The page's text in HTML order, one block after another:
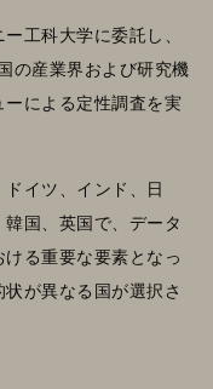
工科大学に委託し、
の産業界および研究機
による定性調査を実
イツ、インド、日
国、英国で、データ
る重要な要素となっ
が異なる国が選択さ